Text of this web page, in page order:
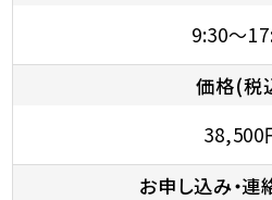
9:30～
価格(税
38,500
お申し込み・